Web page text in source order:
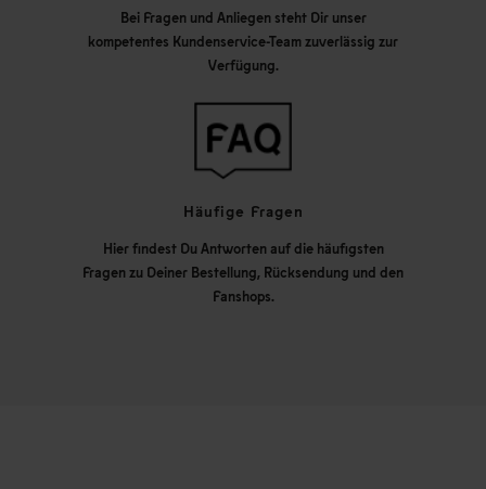
Bei Fragen und Anliegen steht Dir unser
kompetentes Kundenservice-Team zuverlässig zur
Verfügung.
Häufige Fragen
Hier findest Du Antworten auf die häufigsten
Fragen zu Deiner Bestellung, Rücksendung und den
Fanshops.